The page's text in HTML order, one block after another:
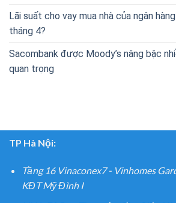
Lãi suất cho vay mua nhà của ngân
tháng 4?
Sacombank được Moody’s nâng bậc
quan trọng
TP Hà Nội:
Tầng 16 Vinaconex7 - Vinhomes
KĐT Mỹ Đình I